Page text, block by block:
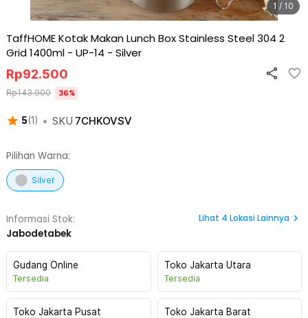
1 / 10
TaffHOME Kotak Makan Lunch Box Stainless Steel 304 2
Grid 1400ml - UP-14 - Silver
5(1 ) • SKU 7CHKOVSV
Rp92.500
Rp143.900 36%
Pilihan Warna:
Silver
Informasi Stok:
Jabodetabek
Lihat 4 Lokasi Lainnya
Gudang Online
Tersedia
Toko Jakarta Utara
Tersedia
Toko Jakarta Pusat Toko Jakarta Barat